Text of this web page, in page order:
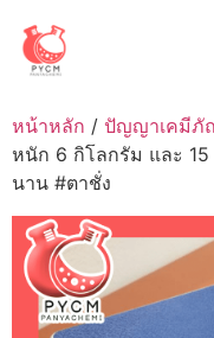
content
หน้าหลัก / ปัญญาเคมี
หนัก 6 กิโลกรัม และ
นาน #ตาชั่ง